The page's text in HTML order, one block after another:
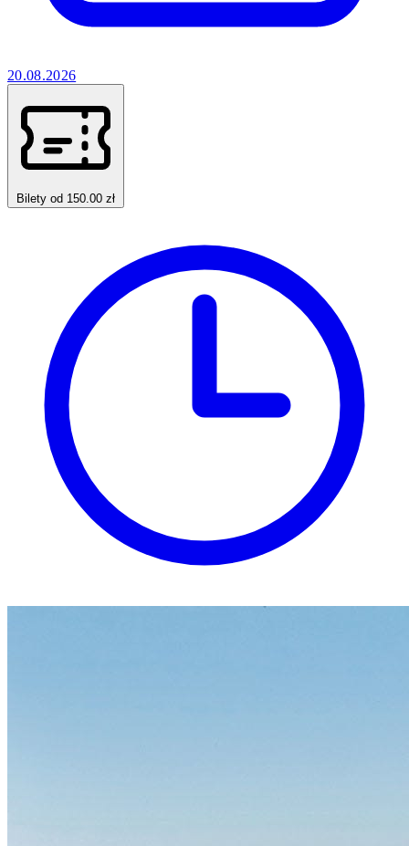
20.08.2026
Bilety od 150.00 zł